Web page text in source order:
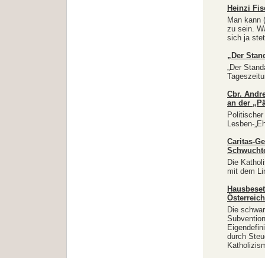
Heinzi
Man kann
zu sein.
sich ja
„Der
„Der
Cbr.
an der
Lesben-
Caritas-
Die
mit dem
Österreich
Die
durch